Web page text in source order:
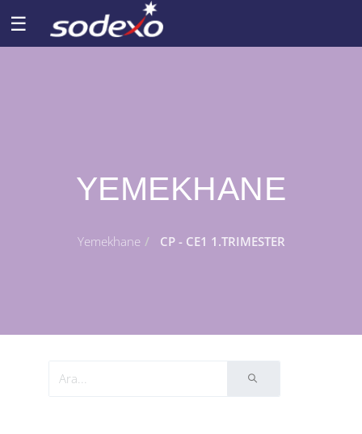
☰
YEMEKHANE
Yemekhane CP - CE1 1.TRIMESTER